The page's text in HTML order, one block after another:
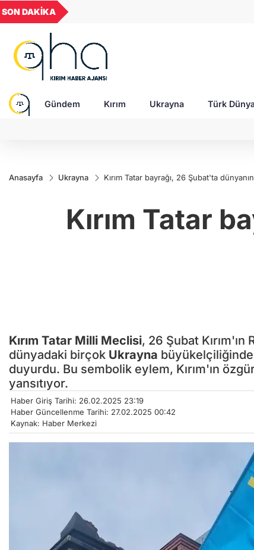
SON DAKİKA
GEL
18,2677
Gündem Kırım Ukrayna Türk
Anasayfa Ukrayna Kırım Tatar bayrağı, 26 Şubat'ta
Kırım Tatar
Kırım Tatar Milli Meclisi, 26 Şubat
dünyadaki birçok Ukrayna büyükelçiliğinde
duyurdu. Bu sembolik eylem, Kırım'ın
yansıtıyor.
Haber Giriş Tarihi: 26.02.2025 23:19
Haber Güncellenme Tarihi: 27.02.2025 00:42
Kaynak: Haber Merkezi